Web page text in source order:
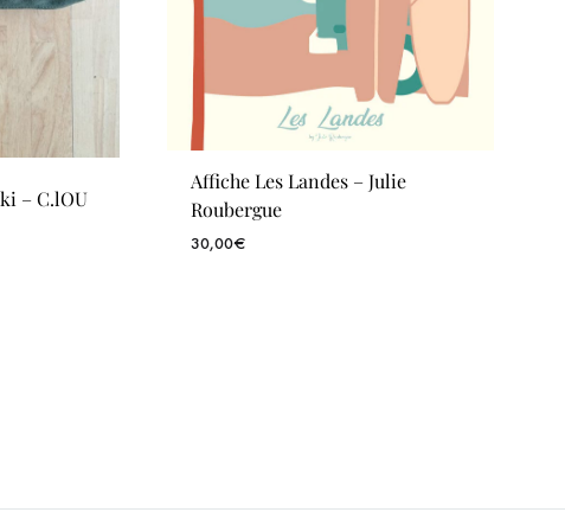
– C.lOU
Affiche Les Landes – Julie
Roubergue
30,00€